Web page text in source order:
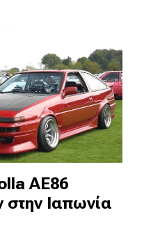
AE86
Ιαπωνία